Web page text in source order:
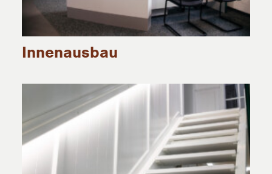
Innenausbau